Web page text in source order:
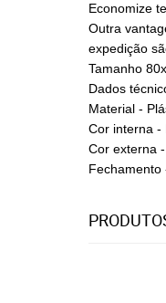
Economize
Outra
expedição
Tamanho
Dados
Material -
Cor interna -
Cor externa
Fechamento